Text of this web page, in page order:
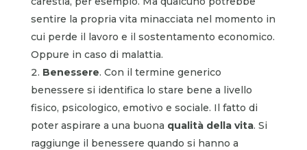
sentire la propria vita minacciata nel momento in
cui perde il lavoro e il sostentamento economico.
Oppure in caso di malattia.
Benessere. Con il termine generico
benessere si identifica lo stare bene a livello
fisico, psicologico, emotivo e sociale. Il fatto di
poter aspirare a una buona qualità della vita. Si
raggiunge il benessere quando si hanno a